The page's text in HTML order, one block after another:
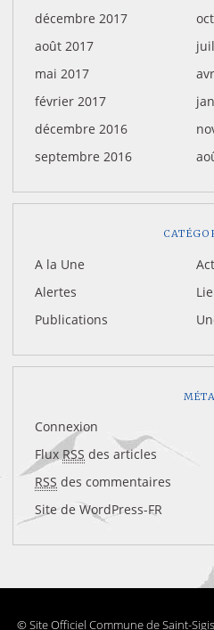
décembre 2017
août 2017
mai 2017
février 2017
décembre 2016
septembre 2016
A la Une
Alertes
Publications
MÉTA
Connexion
Flux RSS des articles
RSS des commentaires
Site de WordPress-FR
© Site Officiel Commune de Saint-